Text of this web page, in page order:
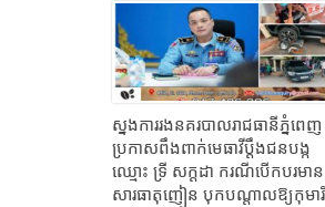
ស្នងការរងនគរបាលរាជធានីភ្នំពេញ
ប្រកាសពឹងពាក់មេធាវីប្តឹងជនបង្ក
ឈ្មោះ ទ្រី សក្ដដា ករណីបើកបរមាន
សារធាតុញៀន បុកបណ្តាលឱ្យកុមារី